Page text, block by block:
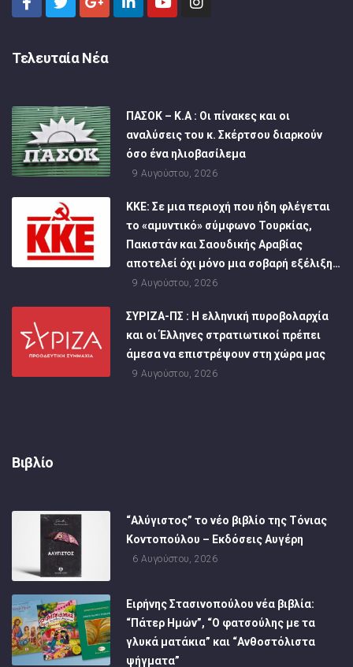
Τελευταία Νέα
ΠΑΣΟΚ – Κ.Α : Οι πίνακες και οι
αναλύσεις του κ. Σκέρτσου διαρκούν
όσο ένα ηλιοβασίλεμα
9 Αυγούστου, 2026
ΚΚΕ: Σε μια περιοχή που ήδη φλέγεται
το «αμυντικό» σύμφωνο Τουρκίας,
Πακιστάν και Σαουδικής Αραβίας
αποτελεί όχι μόνο μια σοβαρή εξέλιξη…
9 Αυγούστου, 2026
ΣΥΡΙΖΑ-ΠΣ : Η ελληνική πυροβολαρχία
και οι Έλληνες στρατιωτικοί πρέπει
άμεσα να επιστρέψουν στη χώρα μας
9 Αυγούστου, 2026
Βιβλίο
“Αλύγιστος” το νέο βιβλίο της Τόνιας
Κοντοπούλου – Εκδόσεις Αυγέρη
6 Αυγούστου, 2026
Ειρήνης Στασινοπούλου νέα βιβλία:
“Πάτερ Ημών”, “Ο φατσούλης με τα
γλυκά ματάκια” και “Ανθοστόλιστα
ψήγματα”